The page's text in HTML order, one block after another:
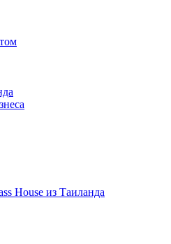
House из Таиланда